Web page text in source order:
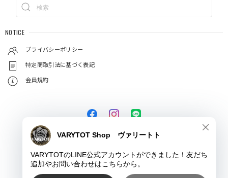
NOTICE
プライバシーポリシー
特定商取引法に基づく表記
会員規約